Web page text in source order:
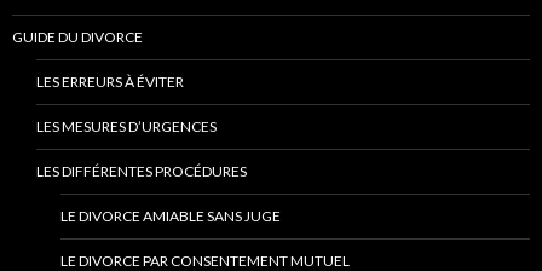
GUIDE DU DIVORCE
LES ERREURS À ÉVITER
LES MESURES D’URGENCES
LES DIFFÉRENTES PROCÉDURES
LE DIVORCE AMIABLE SANS JUGE
LE DIVORCE PAR CONSENTEMENT MUTUEL